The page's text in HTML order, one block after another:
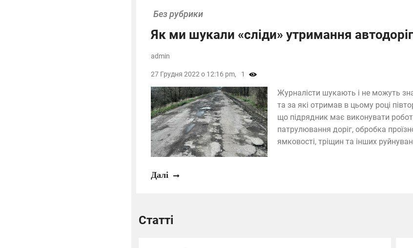
Без рубрики
Як ми шукали «сліди» утримання автодоріг
Журналісти шукають і не можуть
та за які отримав в цьому році
що підрядник має виконувати
патрулювання доріг, обробка
ямковості, тріщин та інших
admin
27 Грудня 2022 о 12:16 pm, 1
Далі
Статті